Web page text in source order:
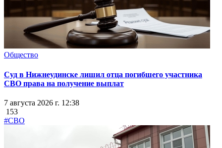
Общество
Суд в Нижнеудинске лишил отца погибшего участника
СВО права на получение выплат
7 августа 2026 г. 12:38
153
#СВО